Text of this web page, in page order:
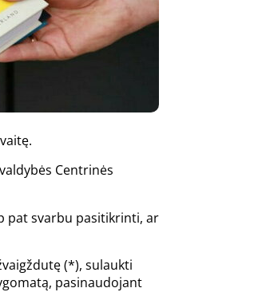
Centrinės
pat svarbu pasitikrinti, ar
(*), sulaukti
pasinaudojant